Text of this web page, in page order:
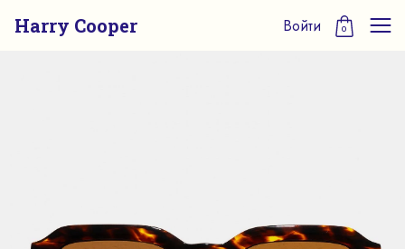
Harry Cooper Войти 0